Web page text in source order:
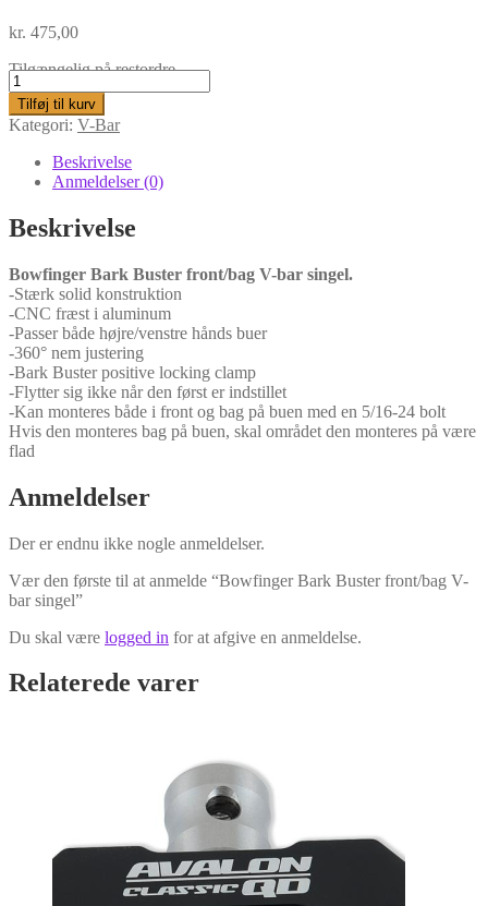
kr. 475,00
Tilgængelig på restordre
Bowfinger
Bark
Buster
front/bag
antal
Tilføj til kurv
Kategori: V-Bar
Beskrivelse
Anmeldelser (0)
Beskrivelse
Bowfinger Bark Buster front/bag V-bar singel.
-Stærk solid konstruktion
-CNC fræst i aluminum
-Passer både højre/venstre hånds buer
-360° nem justering
-Bark Buster positive locking clamp
-Flytter sig ikke når den først er indstillet
-Kan monteres både i front og bag på buen med en 5/16-24 bolt
Hvis den monteres bag på buen, skal området den monteres på være
flad
Anmeldelser
Der er endnu ikke nogle anmeldelser.
Vær den første til at anmelde “Bowfinger Bark Buster front/bag V-
bar singel”
Du skal være logged in for at afgive en anmeldelse.
Relaterede varer